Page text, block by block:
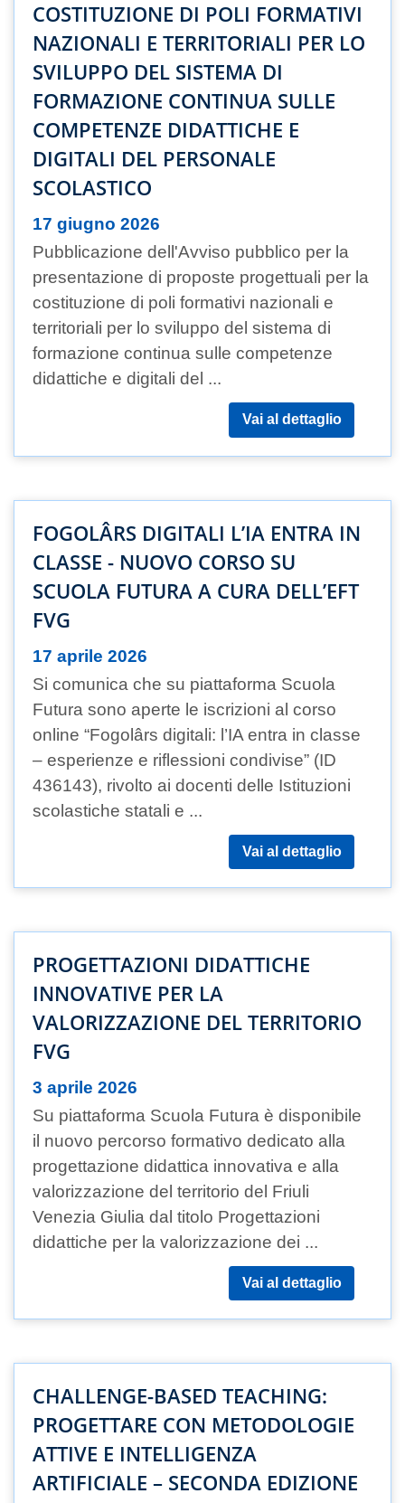
COSTITUZIONE DI POLI FORMATIVI
NAZIONALI E TERRITORIALI PER LO
SVILUPPO DEL SISTEMA DI
FORMAZIONE CONTINUA SULLE
COMPETENZE DIDATTICHE E
DIGITALI DEL PERSONALE
SCOLASTICO
17 giugno 2026
Pubblicazione dell'Avviso pubblico per la
presentazione di proposte progettuali per la
costituzione di poli formativi nazionali e
territoriali per lo sviluppo del sistema di
formazione continua sulle competenze
didattiche e digitali del ...
Vai al dettaglio
FOGOLÂRS DIGITALI L’IA ENTRA IN
CLASSE - NUOVO CORSO SU
SCUOLA FUTURA A CURA DELL’EFT
FVG
17 aprile 2026
Si comunica che su piattaforma Scuola
Futura sono aperte le iscrizioni al corso
online “Fogolârs digitali: l’IA entra in classe
– esperienze e riflessioni condivise” (ID
436143), rivolto ai docenti delle Istituzioni
scolastiche statali e ...
Vai al dettaglio
PROGETTAZIONI DIDATTICHE
INNOVATIVE PER LA
VALORIZZAZIONE DEL TERRITORIO
FVG
3 aprile 2026
Su piattaforma Scuola Futura è disponibile
il nuovo percorso formativo dedicato alla
progettazione didattica innovativa e alla
valorizzazione del territorio del Friuli
Venezia Giulia dal titolo Progettazioni
didattiche per la valorizzazione dei ...
Vai al dettaglio
CHALLENGE-BASED TEACHING:
PROGETTARE CON METODOLOGIE
ATTIVE E INTELLIGENZA
ARTIFICIALE – SECONDA EDIZIONE